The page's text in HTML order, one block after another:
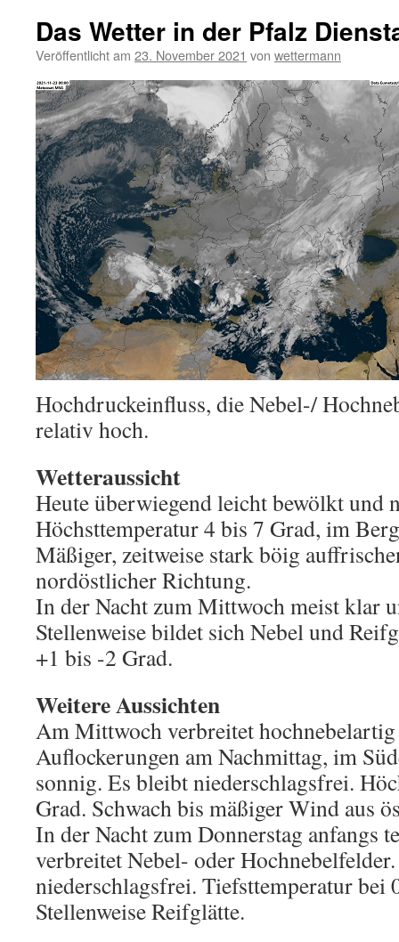
Das Wetter in der Pfalz
Veröffentlicht am 23. November 2021 von wettermann
Hochdruckeinfluss, die Nebel-/
relativ hoch.
Wetteraussicht
Heute überwiegend leicht bewölkt und
Höchsttemperatur 4 bis 7 Grad, im
Mäßiger, zeitweise stark böig
nordöstlicher Richtung.
In der Nacht zum Mittwoch meist klar
Stellenweise bildet sich Nebel und
+1 bis -2 Grad.
Weitere Aussichten
Am Mittwoch verbreitet
Auflockerungen am Nachmittag, im
sonnig. Es bleibt niederschlagsfrei.
Grad. Schwach bis mäßiger Wind aus
In der Nacht zum Donnerstag anfangs
verbreitet Nebel- oder
niederschlagsfrei. Tiefsttemperatur bei
Stellenweise Reifglätte.